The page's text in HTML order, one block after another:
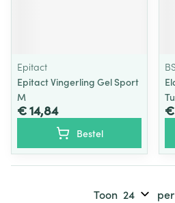
Epitact
Epitact Vingerling Gel Sport
M
€ 14,84
Bestel
Toon